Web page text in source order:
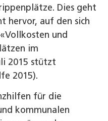
Dies geht
hervor, auf den sich
und
im
2015 stützt
2015).
für die
kommunalen